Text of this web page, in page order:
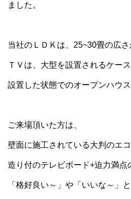
ました。
当社のＬＤＫは、25~30畳の広
ＴＶは、大型を設置されるケー
設置した状態でのオープンハウス
ご来場頂いた方は、
壁面に施工されている大判のエ
造り付のテレビボード+迫力満点
「格好良い～」や「いいな～」